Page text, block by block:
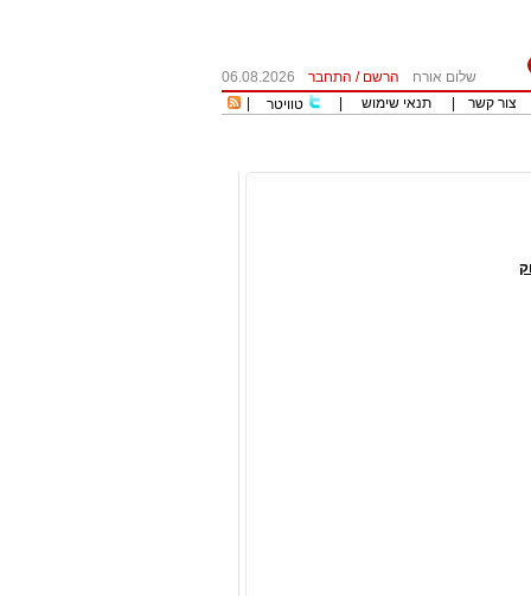
שלום אורח הרשם / התחבר
06.08.2026
צור קשר תנאי שימוש טוויטר